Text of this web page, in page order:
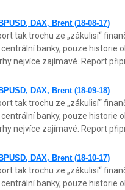
DAX, Brent (18-08-17)
tak trochu ze „zákulisí“
banky, pouze historie
nejvíce zajímavé. Report
DAX, Brent (18-09-18)
tak trochu ze „zákulisí“
banky, pouze historie
nejvíce zajímavé. Report
DAX, Brent (18-10-17)
tak trochu ze „zákulisí“
banky, pouze historie